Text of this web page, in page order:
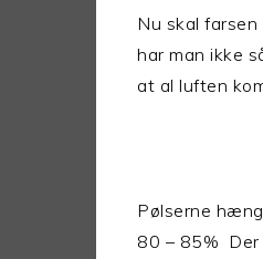
Nu skal
har man ikke
at al luften
Pølserne
80 – 85%